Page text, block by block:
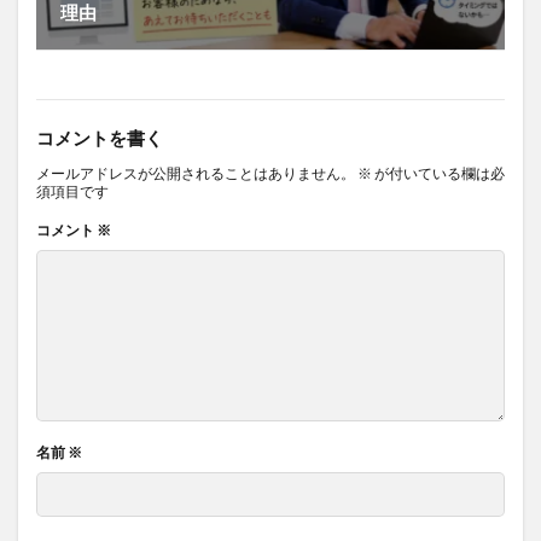
理由
コメントを書く
メールアドレスが公開されることはありません。 ※ が付いている欄は必
須項目です
コメント ※
名前 ※